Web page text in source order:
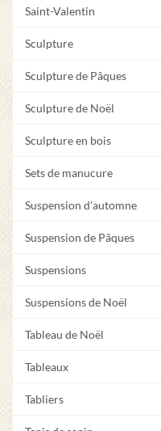
Saint-Valentin
Sculpture
Sculpture de Pâques
Sculpture de Noël
Sculpture en bois
Sets de manucure
Suspension d'automne
Suspension de Pâques
Suspensions
Suspensions de Noël
Tableau de Noël
Tableaux
Tabliers